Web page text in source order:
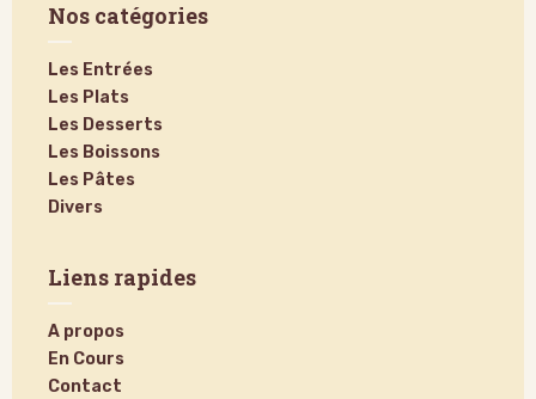
Nos catégories
Les Entrées
Les Plats
Les Desserts
Les Boissons
Les Pâtes
Divers
Liens rapides
A propos
En Cours
Contact